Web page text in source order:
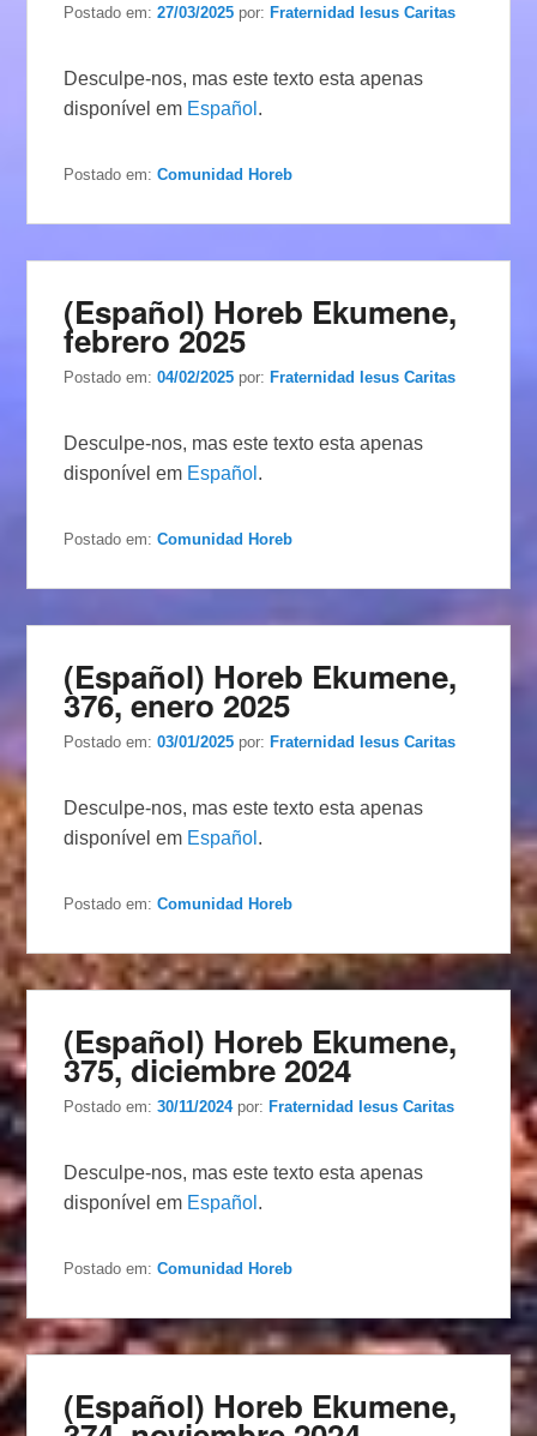
Postado em:27/03/2025 por: Fraternidad Iesus Caritas
Desculpe-nos, mas este texto esta apenas
disponível em Español .
Postado em: Comunidad Horeb
(Español) Horeb Ekumene,
febrero 2025
Postado em:04/02/2025 por: Fraternidad Iesus Caritas
Desculpe-nos, mas este texto esta apenas
disponível em Español .
Postado em: Comunidad Horeb
(Español) Horeb Ekumene,
376, enero 2025
Postado em:03/01/2025 por: Fraternidad Iesus Caritas
Desculpe-nos, mas este texto esta apenas
disponível em Español .
Postado em: Comunidad Horeb
(Español) Horeb Ekumene,
375, diciembre 2024
Postado em:30/11/2024 por: Fraternidad Iesus Caritas
Desculpe-nos, mas este texto esta apenas
disponível em Español .
Postado em: Comunidad Horeb
(Español) Horeb Ekumene,